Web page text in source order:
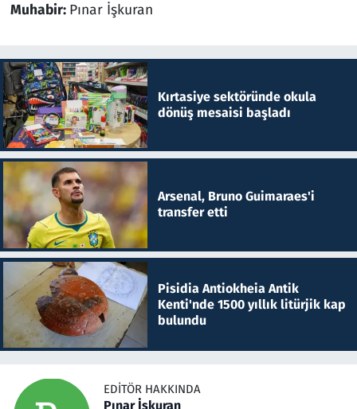
Muhabir: Pınar İşkuran
Kırtasiye sektöründe okula
dönüş mesaisi başladı
Arsenal, Bruno Guimaraes'i
transfer etti
Pisidia Antiokheia Antik
Kenti'nde 1500 yıllık litürjik kap
bulundu
EDITÖR HAKKINDA
Pınar İşkuran